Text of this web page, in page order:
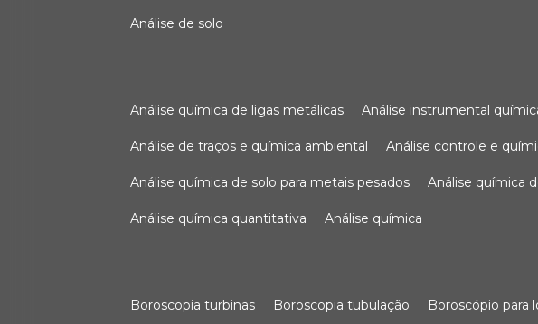
análise de solo
análise química de ligas metálicas análise instrumental
análise de traços e química ambiental análise controle e
análise química de solo para metais pesados análise química
análise química quantitativa análise química
boroscopia turbinas boroscopia tubulação boroscópio para